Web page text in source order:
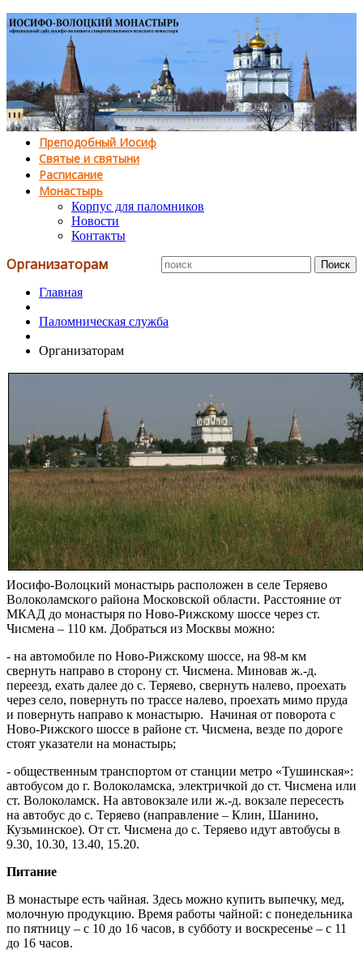
Преподобный Иосиф
Святые и святыни
Расписание
Монастырь
Корпус для паломников
Новости
Контакты
Организаторам
Главная
Паломническая служба
Организаторам
Иосифо-Волоцкий монастырь расположен в селе Теряево
Волоколамского района Московской области. Расстояние от
МКАД до монастыря по Ново-Рижскому шоссе через ст.
Чисмена – 110 км. Добраться из Москвы можно:
- на автомобиле по Ново-Рижскому шоссе, на 98-м км
свернуть направо в сторону ст. Чисмена. Миновав ж.-д.
переезд, ехать далее до с. Теряево, свернуть налево, проехать
через село, повернуть по трассе налево, проехать мимо пруда
и повернуть направо к монастырю. Начиная от поворота с
Ново-Рижского шоссе в районе ст. Чисмена, везде по дороге
стоят указатели на монастырь;
- общественным транспортом от станции метро «Тушинская»:
автобусом до г. Волоколамска, электричкой до ст. Чисмена или
ст. Волоколамск. На автовокзале или ж.-д. вокзале пересесть
на автобус до с. Теряево (направление – Клин, Шанино,
Кузьминское). От ст. Чисмена до с. Теряево идут автобусы в
9.30, 10.30, 13.40, 15.20.
Питание
В монастыре есть чайная. Здесь можно купить выпечку, мед,
молочную продукцию. Время работы чайной: с понедельника
по пятницу – с 10 до 16 часов, в субботу и воскресенье – с 11
до 16 часов.